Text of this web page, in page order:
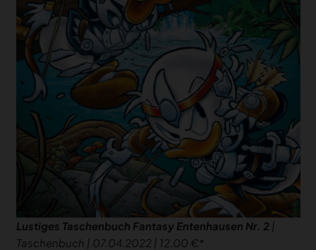
Lustiges Taschenbuch Fantasy Entenhausen Nr. 2 |
Taschenbuch | 07.04.2022 | 12,00 €